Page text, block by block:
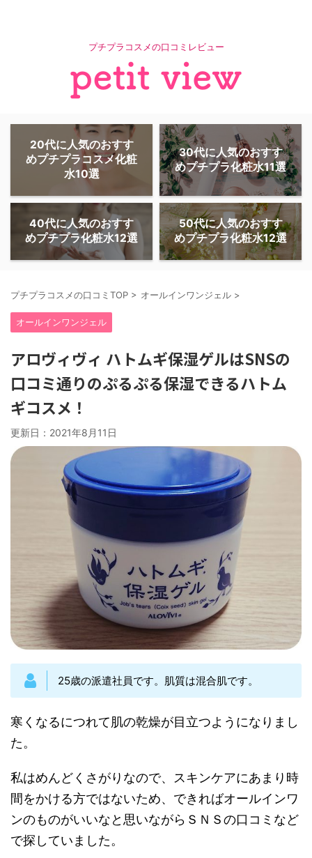
プチプラコスメの口コミレビュー
20代に人気のおすす
めプチプラコスメ化粧
水10選
30代に人気のおすす
めプチプラ化粧水11選
40代に人気のおすす
めプチプラ化粧水12選
50代に人気のおすす
めプチプラ化粧水12選
プチプラコスメの口コミTOP > オールインワンジェル >
オールインワンジェル
アロヴィヴィ ハトムギ保湿ゲルはSNSの
口コミ通りのぷるぷる保湿できるハトム
ギコスメ！
更新日： 2021年8月11日
25歳の派遣社員です。肌質は混合肌です。
寒くなるにつれて肌の乾燥が目立つようになりまし
た。
私はめんどくさがりなので、スキンケアにあまり時
間をかける方ではないため、できればオールインワ
ンのものがいいなと思いながらＳＮＳの口コミなど
で探していました。